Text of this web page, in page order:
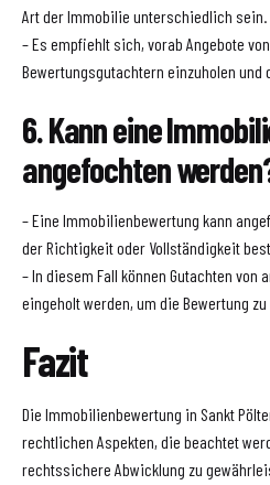
Art der Immobilie unterschiedlich sein.
– Es empfiehlt sich, vorab Angebote
Bewertungsgutachtern einzuholen und
6. Kann eine
angefochten
– Eine Immobilienbewertung kann
der Richtigkeit oder Vollständigkeit
– In diesem Fall können Gutachten von
eingeholt werden, um die Bewertung zu
Fazit
Die Immobilienbewertung in Sankt
rechtlichen Aspekten, die beachtet
rechtssichere Abwicklung zu